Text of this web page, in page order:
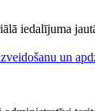
iedalījuma
un